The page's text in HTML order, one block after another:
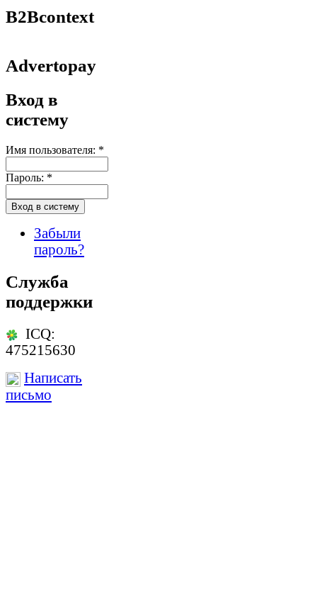
B2Bcontext
Advertopay
Вход в
систему
Имя пользователя: *
Пароль: *
Забыли
пароль?
Служба
поддержки
ICQ:
475215630
Написать
письмо